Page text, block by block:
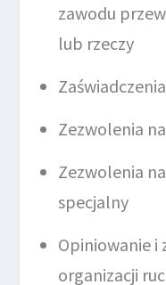
zawodu
lub rzeczy
Zezwolenia
Zezwolenia
specjalny
Opiniowanie
organizacji